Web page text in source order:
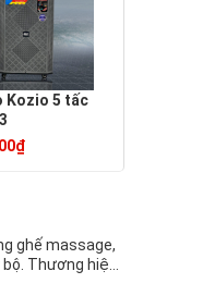
Kozio 5 tấc
ghế massage,
Thương hiệu